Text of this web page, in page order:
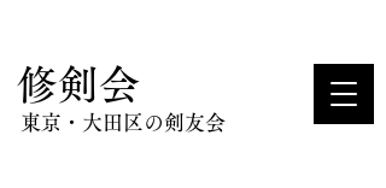
​修剣会
東京・大田区の剣友会